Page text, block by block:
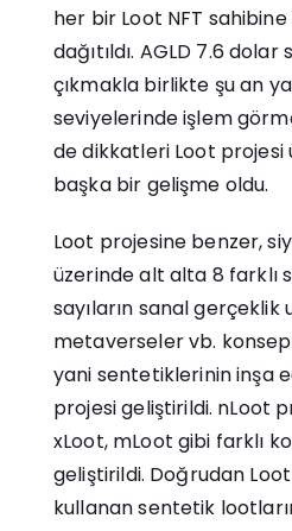
her bir Loot NFT sahibine
dağıtıldı. AGLD 7.6
çıkmakla birlikte şu an
seviyelerinde işlem
de dikkatleri Loot projesi
başka bir gelişme oldu.
Loot projesine benzer,
üzerinde alt alta 8 farklı
sayıların sanal gerçeklik
metaverseler vb.
yani sentetiklerinin inşa
projesi geliştirildi. nLoot
xLoot, mLoot gibi farklı
geliştirildi. Doğrudan Loot
kullanan sentetik